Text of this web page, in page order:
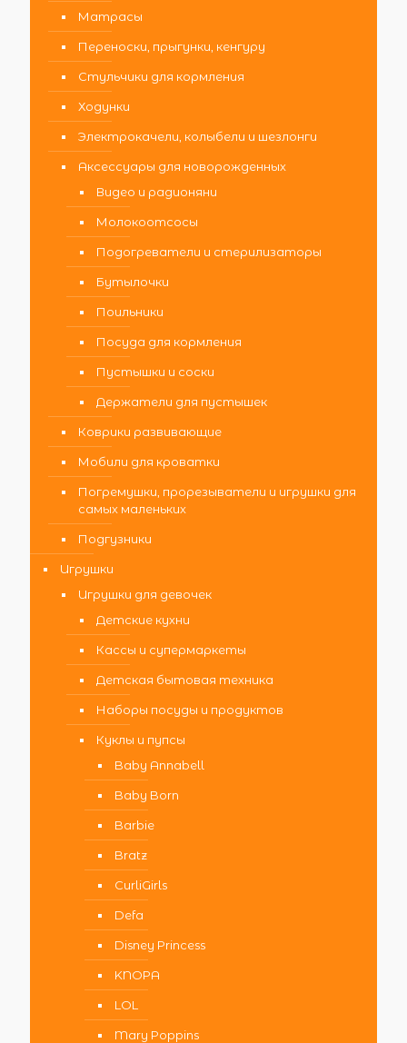
Матрасы
Переноски, прыгунки, кенгуру
Стульчики для кормления
Ходунки
Электрокачели, колыбели и шезлонги
Аксессуары для новорожденных
Видео и радионяни
Молокоотсосы
Подогреватели и стерилизаторы
Бутылочки
Поильники
Посуда для кормления
Пустышки и соски
Держатели для пустышек
Коврики развивающие
Мобили для кроватки
Погремушки, прорезыватели и игрушки для
самых маленьких
Подгузники
Игрушки
Игрушки для девочек
Детские кухни
Кассы и супермаркеты
Детская бытовая техника
Наборы посуды и продуктов
Куклы и пупсы
Baby Annabell
Baby Born
Barbie
Bratz
CurliGirls
Defa
Disney Princess
KNOPA
LOL
Mary Poppins